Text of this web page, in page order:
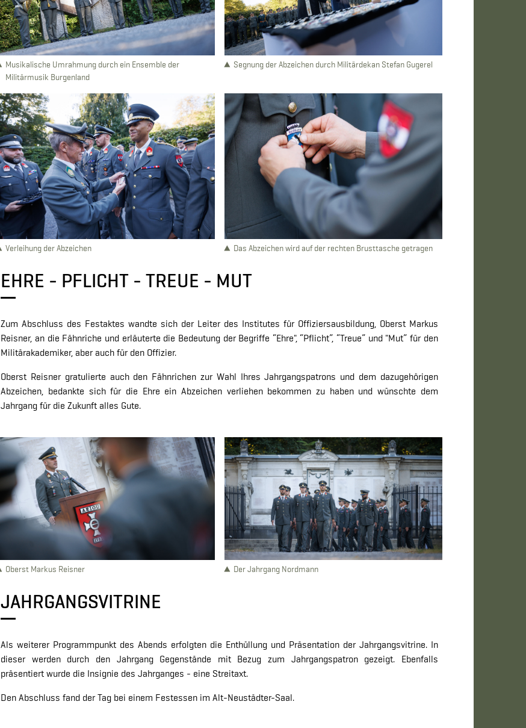
Musikalische Umrahmung durch ein Ensemble der
Militärmusik Burgenland
Segnung der Abzeichen durch Militärdekan Stefan Gugerel
Verleihung der Abzeichen Das Abzeichen wird auf der rechten Brusttasche getragen
EHRE - PFLICHT - TREUE - MUT
Zum Abschluss des Festaktes wandte sich der Leiter des Institutes für Offiziersausbildung, Oberst Markus
Reisner, an die Fähnriche und erläuterte die Bedeutung der Begriffe “Ehre", “Pflicht”, “Treue” und "Mut” für den
Militärakademiker, aber auch für den Offizier.
Oberst Reisner gratulierte auch den Fähnrichen zur Wahl Ihres Jahrgangspatrons und dem dazugehörigen
Abzeichen, bedankte sich für die Ehre ein Abzeichen verliehen bekommen zu haben und wünschte dem
Jahrgang für die Zukunft alles Gute.
Oberst Markus Reisner Der Jahrgang Nordmann
JAHRGANGSVITRINE
Als weiterer Programmpunkt des Abends erfolgten die Enthüllung und Präsentation der Jahrgangsvitrine. In
dieser werden durch den Jahrgang Gegenstände mit Bezug zum Jahrgangspatron gezeigt. Ebenfalls
präsentiert wurde die Insignie des Jahrganges - eine Streitaxt.
Den Abschluss fand der Tag bei einem Festessen im Alt-Neustädter-Saal.